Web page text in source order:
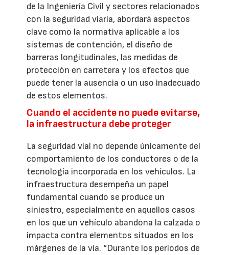
de la Ingeniería Civil y sectores relacionados
con la seguridad viaria, abordará aspectos
clave como la normativa aplicable a los
sistemas de contención, el diseño de
barreras longitudinales, las medidas de
protección en carretera y los efectos que
puede tener la ausencia o un uso inadecuado
de estos elementos.
Cuando el accidente no puede evitarse,
la infraestructura debe proteger
La seguridad vial no depende únicamente del
comportamiento de los conductores o de la
tecnología incorporada en los vehículos. La
infraestructura desempeña un papel
fundamental cuando se produce un
siniestro, especialmente en aquellos casos
en los que un vehículo abandona la calzada o
impacta contra elementos situados en los
márgenes de la vía. “Durante los periodos de